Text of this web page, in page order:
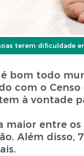
terem dificuldade
é bom todo
com o
à vontade
maior entre
Além disso,